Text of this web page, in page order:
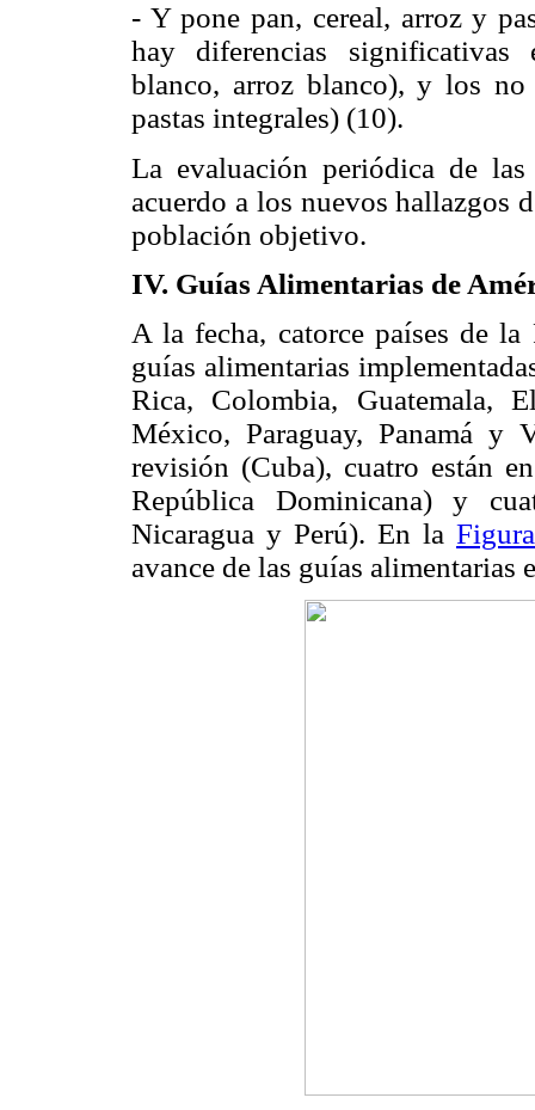
- Y pone pan, cereal, arroz y
hay diferencias significativas
blanco, arroz blanco), y los
pastas integrales) (10).
La evaluación periódica de
acuerdo a los nuevos hallazgos
población objetivo.
IV. Guías Alimentarias de
A la fecha, catorce países de
guías alimentarias
Rica, Colombia, Guatemala,
México, Paraguay, Panamá y
revisión (Cuba), cuatro están
República Dominicana) y
Nicaragua y Perú). En la
avance de las guías alimentarias